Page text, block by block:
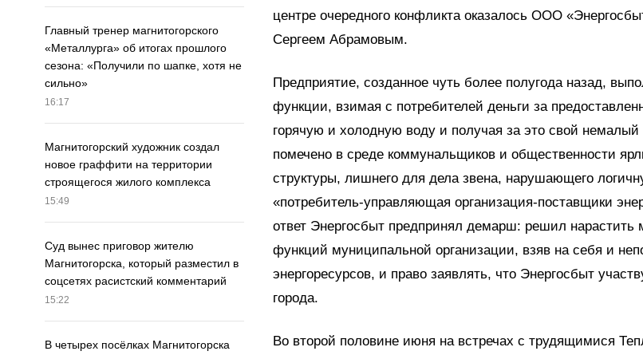
Главный тренер магнитогорского
«Металлурга» об итогах прошлого
сезона: «Получили по шапке, хотя не
сильно»
16:17
Магнитогорский художник создал
новое граффити на территории
строящегося жилого комплекса
15:49
Суд вынес приговор жителю
Магнитогорска, который разместил в
соцсетях расистский комментарий
15:22
В четырех посёлках Магнитогорска
центре очередного конфликта оказалось ООО
Сергеем Абрамовым.
Предприятие, созданное чуть более полугода назад,
функции, взимая с потребителей деньги за
горячую и холодную воду и получая за это свой
помечено в среде коммунальщиков и общественности
структуры, лишнего для дела звена, нарушающего
«потребитель-управляющая организация-поставщики
ответ Энергосбыт предпринял демарш: решил нарастить
функций муниципальной организации, взяв на себя и
энергоресурсов, и право заявлять, что Энергосбыт
города.
Во второй половине июня на встречах с трудящимися